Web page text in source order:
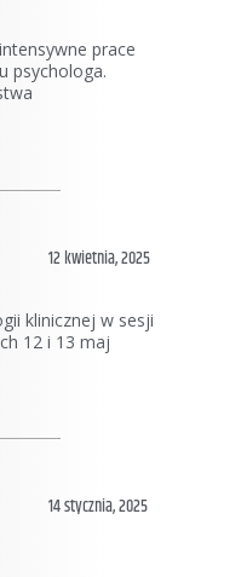
prace
psychologa.
12 kwietnia, 2025
klinicznej w sesji
12 i 13 maj
14 stycznia, 2025